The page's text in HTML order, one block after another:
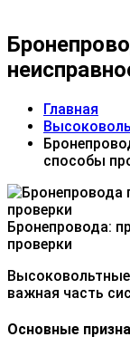
Главная
способы
Бронепровода:
проверки
важная часть
Основные